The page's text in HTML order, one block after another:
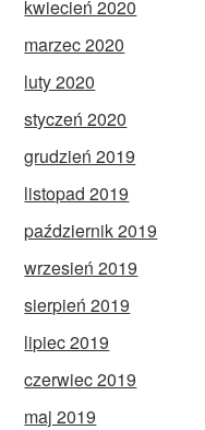
kwiecień 2020
marzec 2020
luty 2020
styczeń 2020
grudzień 2019
listopad 2019
październik 2019
wrzesień 2019
sierpień 2019
lipiec 2019
czerwiec 2019
maj 2019